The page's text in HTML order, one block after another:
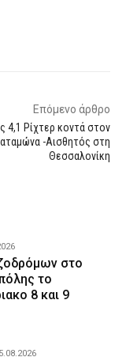
Επόμενο άρθρο
4,1 Ρίχτερ κοντά στον
-Αισθητός στη
Θεσσαλονίκη
στο
το
8 και 9